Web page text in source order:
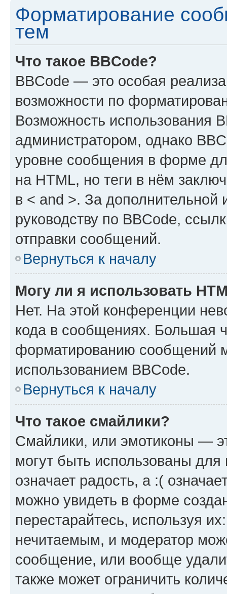
Форматирование
тем
Что такое BBCode?
BBCode — это особая
возможности по
Возможность использования
администратором, однако
уровне сообщения в форме
на HTML, но теги в нём
в < and >. За
руководству по BBCode,
отправки сообщений.
Вернуться к началу
Могу ли я использовать
Нет. На этой конференции
кода в сообщениях. Большая
форматированию сообщений
использованием BBCode.
Вернуться к началу
Что такое смайлики?
Смайлики, или эмотиконы —
могут быть использованы
означает радость, а :(
можно увидеть в форме
перестарайтесь, используя
нечитаемым, и модератор
сообщение, или вообще
также может ограничить